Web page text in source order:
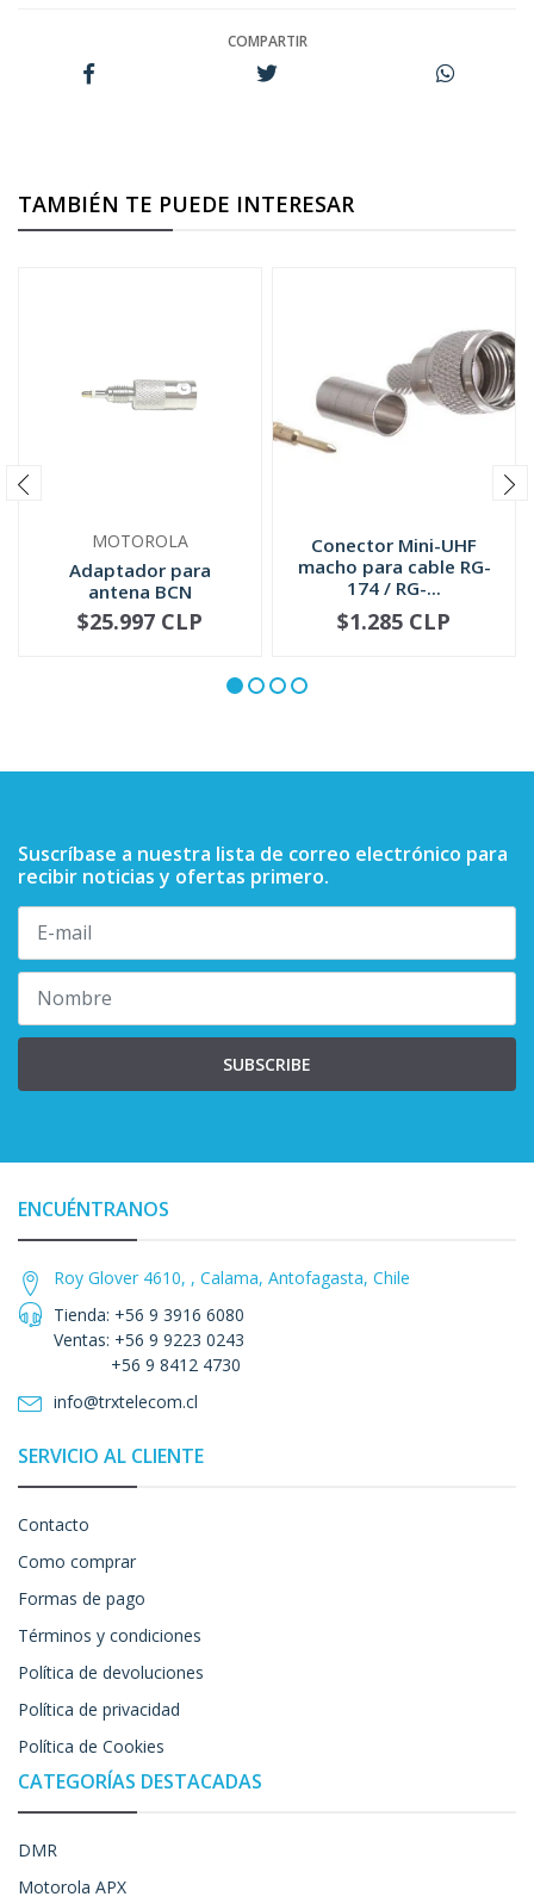
COMPARTIR
TAMBIÉN TE PUEDE INTERESAR
MOTOROLA
Adaptador para
antena BCN
5885705M02
NO DISPONIBLE
$25.997 CLP
Conector Mini-UHF
macho para cable RG-
174 / RG-...
+
$1.285 CLP
Suscríbase a nuestra lista de correo electrónico para
recibir noticias y ofertas primero.
SUBSCRIBE
ENCUÉNTRANOS
Roy Glover 4610, , Calama, Antofagasta, Chile
Tienda: +56 9 3916 6080
Ventas: +56 9 9223 0243
+56 9 8412 4730
info@trxtelecom.cl
SERVICIO AL CLIENTE
Contacto
Como comprar
Formas de pago
Términos y condiciones
Política de devoluciones
Política de privacidad
Política de Cookies
CATEGORÍAS DESTACADAS
DMR
Motorola APX